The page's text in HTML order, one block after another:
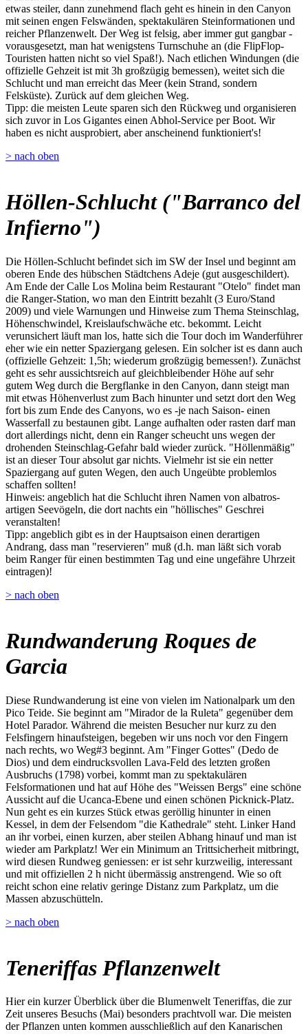
etwas steiler, dann zunehmend flach geht es hinein in den Canyon
mit seinen engen Felswänden, spektakulären Steinformationen und
reicher Pflanzenwelt. Der Weg ist felsig, aber immer gut gangbar -
vorausgesetzt, man hat wenigstens Turnschuhe an (die FlipFlop-
Touristen hatten nicht so viel Spaß!). Nach etlichen Windungen (die
offizielle Gehzeit ist mit 3h großzügig bemessen), weitet sich die
Schlucht und man erreicht das Meer (kein Strand, sondern
Felsküste). Zurück auf dem gleichen Weg.
Tipp: die meisten Leute sparen sich den Rückweg und organisieren
sich zuvor in Los Gigantes einen Abhol-Service per Boot. Wir
haben es nicht ausprobiert, aber anscheinend funktioniert's!
> nach oben
Höllen-Schlucht ("Barranco del
Infierno")
Die Höllen-Schlucht befindet sich im SW der Insel und beginnt am
oberen Ende des hübschen Städtchens Adeje (gut ausgeschildert).
Am Ende der Calle Los Molina beim Restaurant "Otelo" findet man
die Ranger-Station, wo man den Eintritt bezahlt (3 Euro/Stand
2009) und viele Warnungen und Hinweise zum Thema Steinschlag,
Höhenschwindel, Kreislaufschwäche etc. bekommt. Leicht
verunsichert läuft man los, hatte sich die Tour doch im Wanderführer
eher wie ein netter Spaziergang gelesen. Ein solcher ist es dann auch
(offizielle Gehzeit: 1,5h; wiederum großzügig bemessen!). Zunächst
geht es sehr aussichtsreich auf gleichbleibender Höhe auf sehr
gutem Weg durch die Bergflanke in den Canyon, dann steigt man
mit etwas Höhenverlust zum Bach hinunter und setzt dort den Weg
fort bis zum Ende des Canyons, wo es -je nach Saison- einen
Wasserfall zu bestaunen gibt. Lange aufhalten oder rasten darf man
dort allerdings nicht, denn ein Ranger scheucht uns wegen der
drohenden Steinschlag-Gefahr bald wieder zurück. "Höllenmäßig"
ist an dieser Tour absolut gar nichts. Vielmehr ist sie ein netter
Spaziergang auf guten Wegen, den auch Ungeübte problemlos
schaffen sollten!
Hinweis: angeblich hat die Schlucht ihren Namen von albatros-
artigen Seevögeln, die dort nachts ein "höllisches" Geschrei
veranstalten!
Tipp: angeblich gibt es in der Hauptsaison einen derartigen
Andrang, dass man "reservieren" muß (d.h. man läßt sich vorab
beim Ranger für einen bestimmten Tag und eine ungefähre Uhrzeit
eintragen)!
> nach oben
Rundwanderung Roques de
Garcia
Diese Rundwanderung ist eine von vielen im Nationalpark um den
Pico Teide. Sie beginnt am "Mirador de la Ruleta" gegenüber dem
Hotel Parador. Während die meisten Besucher nur kurz zu den
Felsfingern hinaufsteigen, begeben wir uns noch vor den Fingern
nach rechts, wo Weg#3 beginnt. Am "Finger Gottes" (Dedo de
Dios) und dem eindrucksvollen Lava-Feld des letzten großen
Ausbruchs (1798) vorbei, kommt man zu spektakulären
Felsformationen und hat auf Höhe des "Weissen Bergs" eine schöne
Aussicht auf die Ucanca-Ebene und einen schönen Picknick-Platz.
Nun geht es ein kurzes Stück etwas geröllig hinunter in einen
Kessel, in dem der Felsendom "die Kathedrale" steht. Linker Hand
an ihr vorbei, einen kurzen, aber steilen Abhang hinauf und man ist
wieder am Parkplatz! Wer ein Minimum an Trittsicherheit mitbringt,
wird diesen Rundweg geniessen: er ist sehr kurzweilig, interessant
und mit offiziellen 2 h nicht übermässig anstrengend. Wie so oft
reicht schon eine relativ geringe Distanz zum Parkplatz, um die
Massen abzuschütteln.
> nach oben
Teneriffas Pflanzenwelt
Hier ein kurzer Überblick über die Blumenwelt Teneriffas, die zur
Zeit unseres Besuchs (Mai) besonders prachtvoll war. Die meisten
der Pflanzen unten kommen ausschließlich auf den Kanarischen